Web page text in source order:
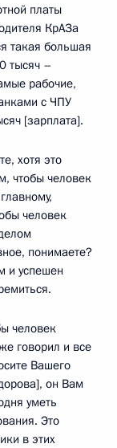
платы
КрАЗа
такая большая
тысяч –
рабочие,
с ЧПУ
[зарплата].
хотя это
чтобы человек
человек
понимаете?
и успешен
человек
говорил и все
Вашего
он Вам
уметь
Это
в этих